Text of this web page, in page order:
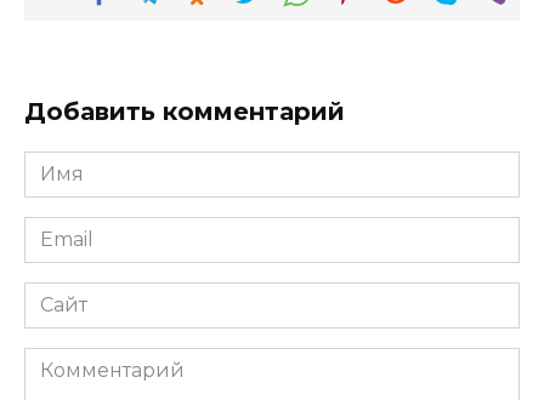
Добавить комментарий
Имя
*
Email
*
Сайт
Комментарий